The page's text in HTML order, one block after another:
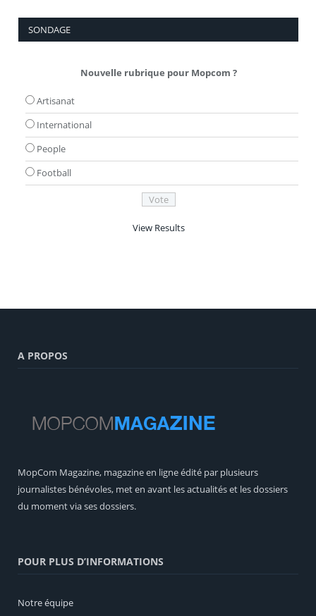
SONDAGE
Nouvelle rubrique pour Mopcom ?
Artisanat
International
People
Football
View Results
A PROPOS
MopCom Magazine, magazine en ligne édité par plusieurs
journalistes bénévoles, met en avant les actualités et les dossiers
du moment via ses dossiers.
POUR PLUS D’INFORMATIONS
Notre équipe